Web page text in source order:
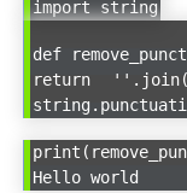
import string
def
return
Hello world